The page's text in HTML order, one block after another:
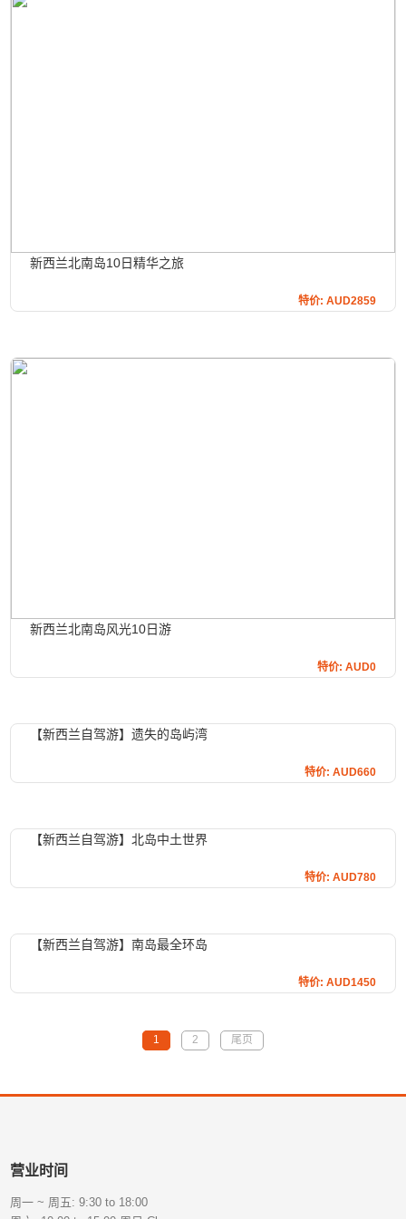
新西兰北南岛10日精华之旅
特价: AUD2859
新西兰北南岛风光10日游
特价: AUD0
【新西兰自驾游】遗失的岛屿湾
特价: AUD660
【新西兰自驾游】北岛中土世界
特价: AUD780
【新西兰自驾游】南岛最全环岛
特价: AUD1450
1 2 尾页
营业时间
周一 ~ 周五: 9:30 to 18:00